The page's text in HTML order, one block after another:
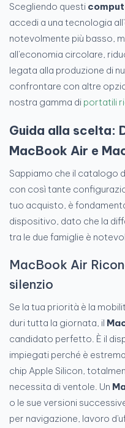
Scegliendo questi
accedi a una tecnologia
notevolmente più basso,
all'economia circolare,
legata alla produzione di
confrontare con altre
nostra gamma di portatili
Guida alla scelta:
MacBook Air e
Sappiamo che il catalogo
con così tante
tuo acquisto, è
dispositivo, dato che la
tra le due famiglie è
MacBook Air
silenzio
Se la tua priorità è la
duri tutta la giornata, il
candidato perfetto. È il
impiegati perché è
chip Apple Silicon,
necessita di ventole. Un
o le sue versioni
per navigazione, lavoro